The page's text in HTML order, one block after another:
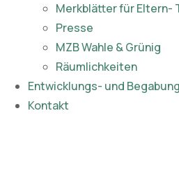
Merkblätter für Eltern-
Presse
MZB Wahle & Grünig
Räumlichkeiten
Entwicklungs- und
Kontakt